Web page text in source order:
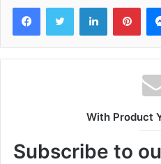
FacebookTwitter LinkedIn
With Product
Subscribe to